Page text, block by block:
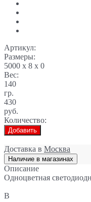
Артикул:
Размеры:
5000 x 8 x 0
Вес:
140
гр.
430
руб.
Количество:
Добавить
Доставка в Москва
Наличие в магазинах
Описание
Одноцветная
В